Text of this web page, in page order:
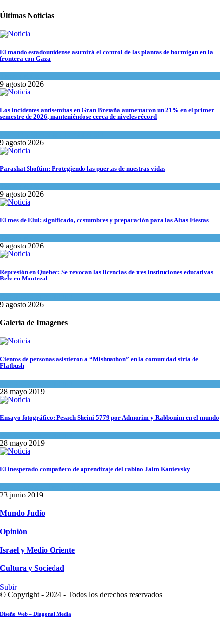
Últimas Noticias
El mando estadounidense asumirá el control de las plantas de hormigón en la
frontera con Gaza
9 agosto 2026
Los incidentes antisemitas en Gran Bretaña aumentaron un 21% en el primer
semestre de 2026, manteniéndose cerca de niveles récord
9 agosto 2026
Parashat Shoftim: Protegiendo las puertas de nuestras vidas
9 agosto 2026
El mes de Elul: significado, costumbres y preparación para las Altas Fiestas
9 agosto 2026
Represión en Quebec: Se revocan las licencias de tres instituciones educativas
Belz en Montreal
9 agosto 2026
Galería de Imagenes
Cientos de personas asistieron a “Mishnathon” en la comunidad siria de
Flatbush
28 mayo 2019
Ensayo fotográfico: Pesach Sheini 5779 por Admorim y Rabbonim en el mundo
28 mayo 2019
El inesperado compañero de aprendizaje del rabino Jaim Kanievsky
23 junio 2019
Mundo Judío
Opinión
Israel y Medio Oriente
Cultura y Sociedad
Subir
© Copyright - 2024 - Todos los derechos reservados
Diseño Web – Diagonal Media